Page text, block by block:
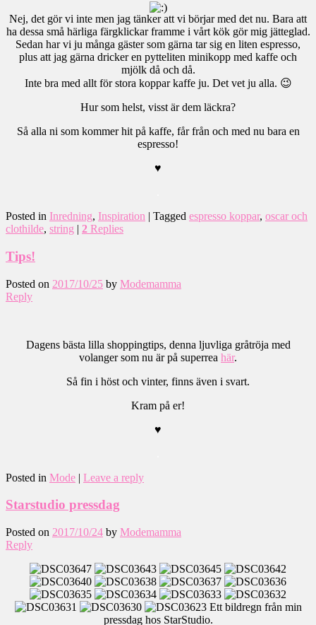
Nej, det gör vi inte men jag tänker att vi börjar med det nu. Bara att
ha dessa små härliga färgklickar framme i vårt kök gör mig jätteglad.
Sedan har vi ju många gäster som gärna tar sig en liten espresso,
plus att jag gärna dricker en pytteliten minikopp med kaffe och
mjölk då och då.
Inte bra med allt för stora koppar kaffe ju. Det vet ju alla. 😉
Hur som helst, visst är dem läckra?
Så alla ni som kommer hit på kaffe, får från och med nu bara en
espresso!
♥
Posted in Inredning, Inspiration | Tagged espresso koppar, oscar och
clothilde, string | 2 Replies
Tips!
Posted on 2017/10/25 by Modemamma
Reply
Dagens bästa lilla shoppingtips, denna ljuvliga gråtröja med
volanger som nu är på superrea här.
Så fin i höst och vinter, finns även i svart.
Kram på er!
♥
Posted in Mode | Leave a reply
Starstudio pressdag
Posted on 2017/10/24 by Modemamma
Reply
Ett bildregn från min
pressdag hos StarStudio.